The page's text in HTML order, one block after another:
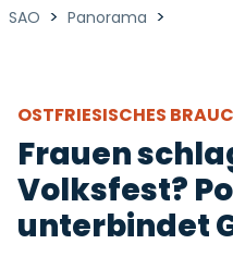
SAO > Panorama >
OSTFRIESISCHES
Frauen
Volksfest?
unterbindet